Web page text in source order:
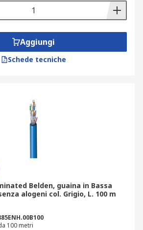
Aggiungi
Schede tecniche
Belden, guaina in Bassa
alogeni col. Grigio, L. 100 m
100 metri